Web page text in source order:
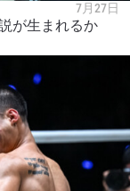
7月27日
が生まれるか